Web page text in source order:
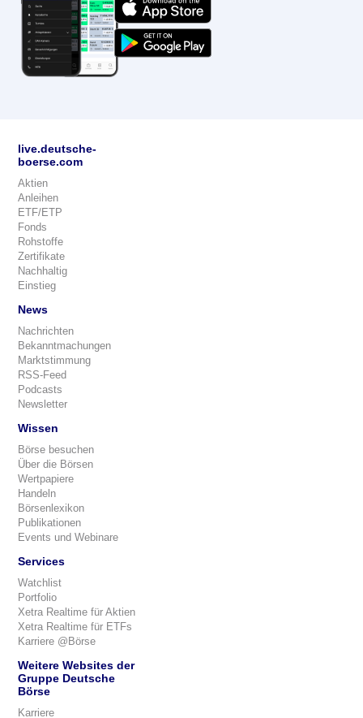
live.deutsche-
boerse.com
Aktien
Anleihen
ETF/ETP
Fonds
Rohstoffe
Zertifikate
Nachhaltig
Einstieg
News
Nachrichten
Bekanntmachungen
Marktstimmung
RSS-Feed
Podcasts
Newsletter
Wissen
Börse besuchen
Über die Börsen
Wertpapiere
Handeln
Börsenlexikon
Publikationen
Events und Webinare
Services
Watchlist
Portfolio
Xetra Realtime für Aktien
Xetra Realtime für ETFs
Karriere @Börse
Weitere Websites der
Gruppe Deutsche
Börse
Karriere